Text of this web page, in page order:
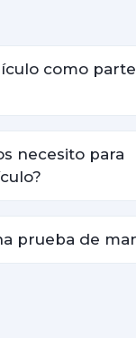
como
necesito para
prueba de